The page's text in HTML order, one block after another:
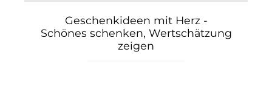
Geschenkideen mit Herz -
Schönes schenken, Wertschätzung
zeigen